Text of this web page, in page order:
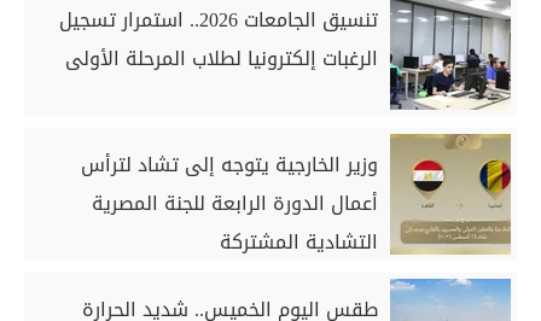
تنسيق الجامعات 2026.. استمرار تسجيل
الرغبات إلكترونيا لطلاب المرحلة الأولى
وزير الخارجية يتوجه إلى تشاد لترأس
أعمال الدورة الرابعة للجنة المصرية
التشادية المشتركة
طقس اليوم الخميس.. شديد الحرارة